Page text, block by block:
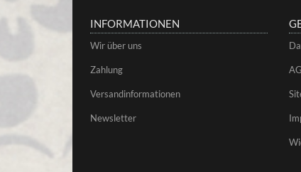
INFORMATIONEN
Wir über uns
Zahlung
Versandinformationen
Newsletter